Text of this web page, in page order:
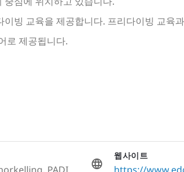
빙 교육을 제공합니다. 프리다이빙 교육
로 제공됩니다.
웹사이트